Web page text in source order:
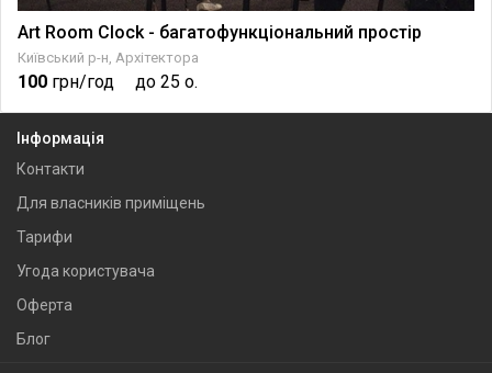
Art Room Clock - багатофункціональний простір
Київський р-н, Архітектора
100 грн/год до 25 о.
Інформація
Контакти
Для власників приміщень
Тарифи
Угода користувача
Оферта
Блог